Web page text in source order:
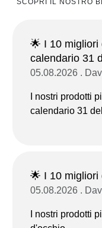
🌟 I 10 migliori
calendario 31
05.08.2026 .
I nostri prodotti
calendario 31
🌟 I 10 migliori
05.08.2026 .
I nostri prodotti